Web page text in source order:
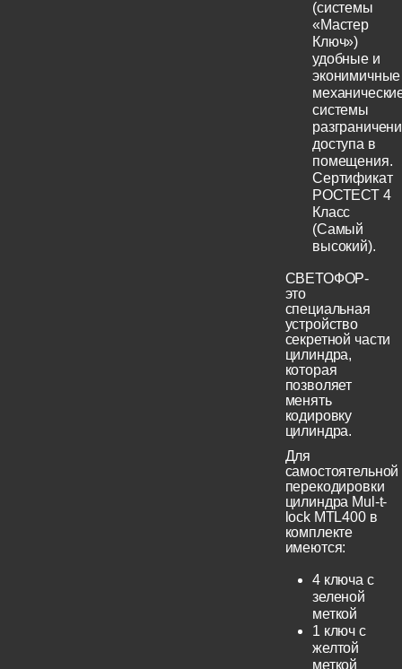
(системы
«Мастер
Ключ»)
удобные и
эконимичные
системы
доступа в
помещения.
Сертификат
РОСТЕСТ 4
Класс
(Самый
высокий).
СВЕТОФОР-
это
специальная
устройство
секретной части
цилиндра,
которая
позволяет
менять
кодировку
цилиндра.
Для
самостоятельной
перекодировки
цилиндра Mul-t-
lock MTL400 в
комплекте
имеются:
4 ключа с
зеленой
меткой
1 ключ с
желтой
меткой